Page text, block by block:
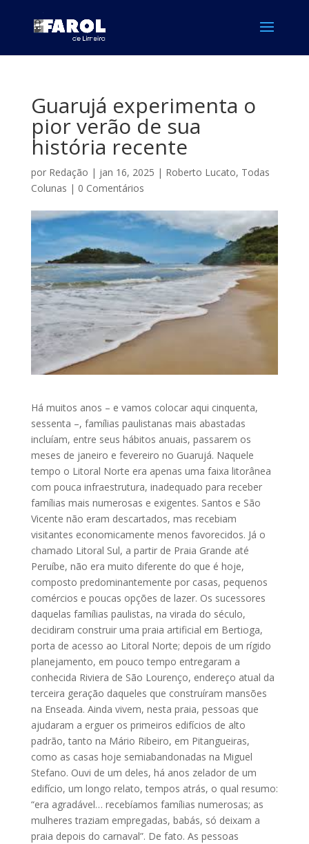
Guarujá experimenta o
pior verão de sua
história recente
por Redação | jan 16, 2025 | Roberto Lucato, Todas
Colunas | 0 Comentários
Há muitos anos – e vamos colocar aqui cinquenta,
sessenta –, famílias paulistanas mais abastadas
incluíam, entre seus hábitos anuais, passarem os
meses de janeiro e fevereiro no Guarujá. Naquele
tempo o Litoral Norte era apenas uma faixa litorânea
com pouca infraestrutura, inadequado para receber
famílias mais numerosas e exigentes. Santos e São
Vicente não eram descartados, mas recebiam
visitantes economicamente menos favorecidos. Já o
chamado Litoral Sul, a partir de Praia Grande até
Peruíbe, não era muito diferente do que é hoje,
composto predominantemente por casas, pequenos
comércios e poucas opções de lazer. Os sucessores
daquelas famílias paulistas, na virada do século,
decidiram construir uma praia artificial em Bertioga,
porta de acesso ao Litoral Norte; depois de um rígido
planejamento, em pouco tempo entregaram a
conhecida Riviera de São Lourenço, endereço atual da
terceira geração daqueles que construíram mansões
na Enseada. Ainda vivem, nesta praia, pessoas que
ajudaram a erguer os primeiros edifícios de alto
padrão, tanto na Mário Ribeiro, em Pitangueiras,
como as casas hoje semiabandonadas na Miguel
Stefano. Ouvi de um deles, há anos zelador de um
edifício, um longo relato, tempos atrás, o qual resumo:
“era agradável… recebíamos famílias numerosas; as
mulheres traziam empregadas, babás, só deixam a
praia depois do carnaval”. De fato. As pessoas